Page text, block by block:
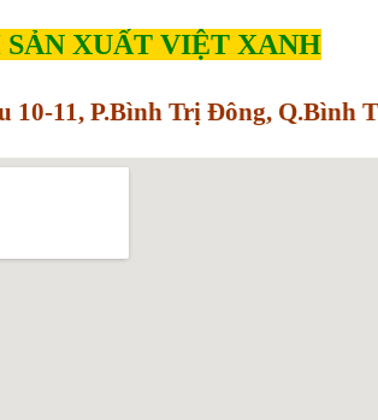
XUẤT VIỆT XANH
10-11, P.Bình Trị Đông, Q.Bình